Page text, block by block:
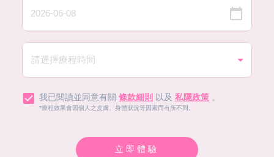
我已閱讀並同意有關 條款細則 以及 私隱政策 。
*療程效果會因個人之皮膚、身體狀況等因素而有所不同。
立即體驗